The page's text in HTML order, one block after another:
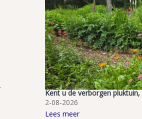
Kent u de verborgen pluktuin,
2-08-2026
Lees meer